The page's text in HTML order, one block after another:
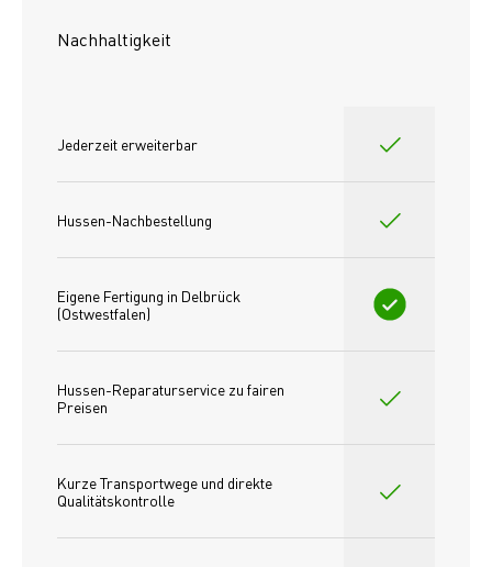
Nachhaltigkeit
Jederzeit erweiterbar
Hussen-Nachbestellung
Eigene Fertigung in Delbrück
(Ostwestfalen)
Hussen-Reparaturservice zu fairen
Preisen​
Kurze Transportwege und direkte
Qualitätskontrolle